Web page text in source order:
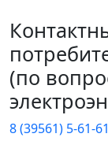
(по
8 (39561) 5-61-61